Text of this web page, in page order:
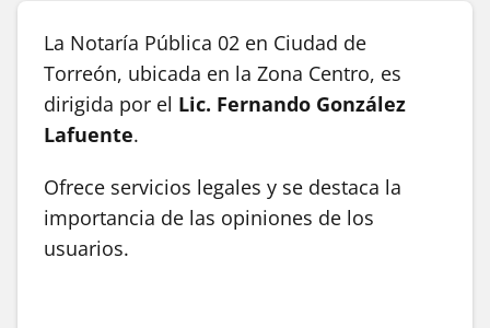
La Notaría Pública 02 en Ciudad de
Torreón, ubicada en la Zona Centro, es
dirigida por el Lic. Fernando González
Lafuente.
Ofrece servicios legales y se destaca la
importancia de las opiniones de los
usuarios.